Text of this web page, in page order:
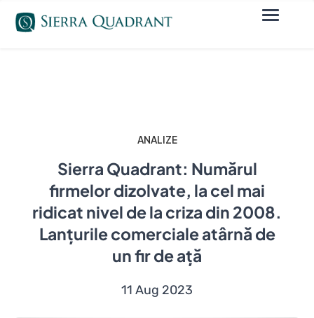
ANALIZE
Sierra Quadrant: Numărul
firmelor dizolvate, la cel mai
ridicat nivel de la criza din 2008.
Lanțurile comerciale atârnă de
un fir de ață
11 Aug 2023